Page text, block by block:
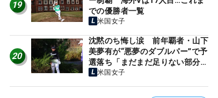
19
での優勝者一覧
米国女子
20
沈黙のち悔し涙 前年覇者・山下
美夢有が“悪夢のダブルパー”で予
選落ち「まだまだ足りない部分
が…」
米国女子